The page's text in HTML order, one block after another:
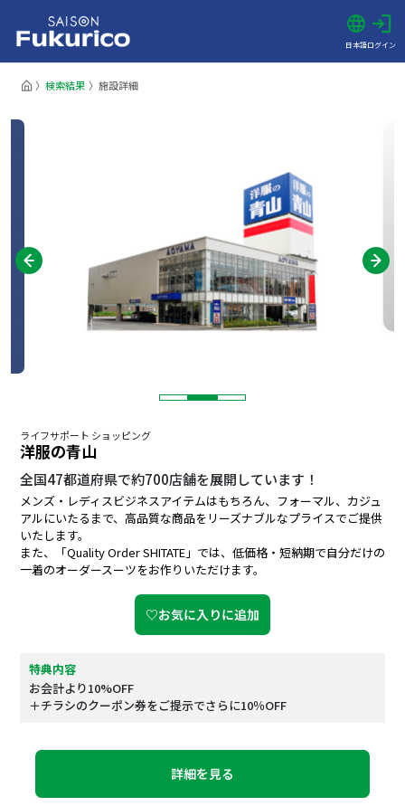
日本語ログイン
検索結果 施設詳細
ライフサポート ショッピング
洋服の青山
全国47都道府県で約700店舗を展開しています！
メンズ・レディスビジネスアイテムはもちろん、フォーマル、カジュ
アルにいたるまで、高品質な商品をリーズナブルなプライスでご提供
いたします。
また、「Quality Order SHITATE」では、低価格・短納期で自分だけの
一着のオーダースーツをお作りいただけます。
♡お気に入りに追加
特典内容
お会計より10%OFF
＋チラシのクーポン券をご提示でさらに10％OFF
詳細を見る